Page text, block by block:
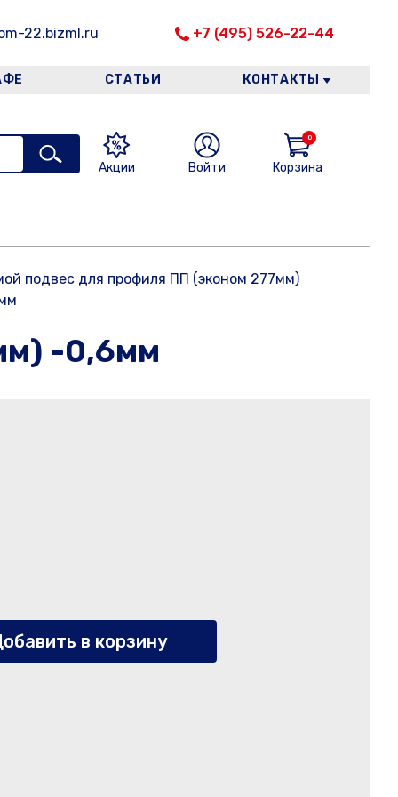
22.bizml.ru +7 (495) 526-22-44
СТАТЬИ КОНТАКТЫ
Акции Войти Корзина
0
подвес для профиля ПП (эконом 277мм)
-0,6мм
в корзину